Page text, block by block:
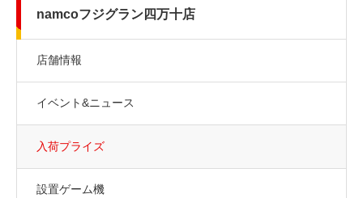
namcoフジグラン四万十店
店舗情報
イベント&ニュース
入荷プライズ
設置ゲーム機